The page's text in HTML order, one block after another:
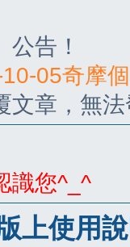
告！
05奇摩
文章，無法
識您^_^
上使用